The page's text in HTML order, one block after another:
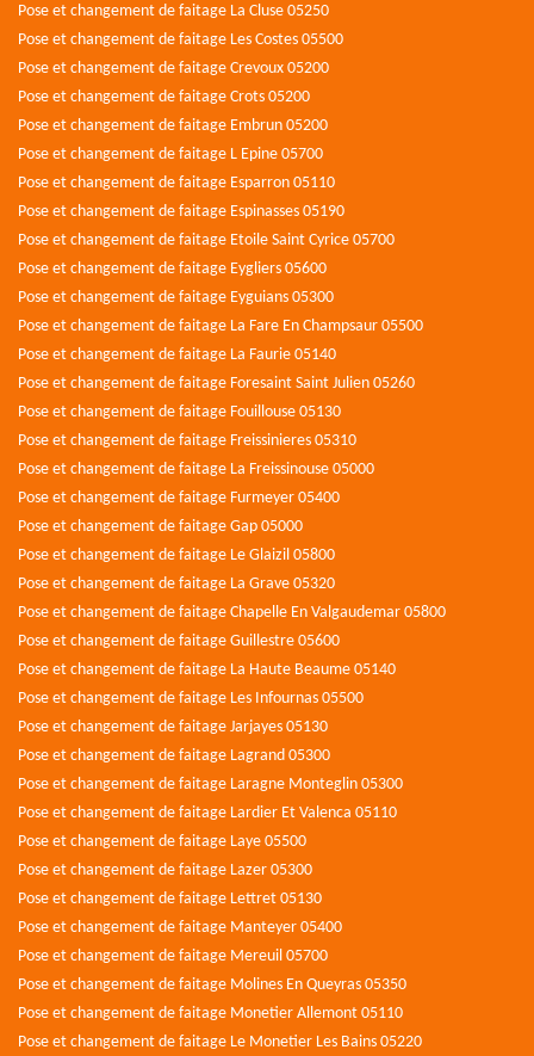
Pose et changement de faitage La Cluse 05250
Pose et changement de faitage Les Costes 05500
Pose et changement de faitage Crevoux 05200
Pose et changement de faitage Crots 05200
Pose et changement de faitage Embrun 05200
Pose et changement de faitage L Epine 05700
Pose et changement de faitage Esparron 05110
Pose et changement de faitage Espinasses 05190
Pose et changement de faitage Etoile Saint Cyrice 05700
Pose et changement de faitage Eygliers 05600
Pose et changement de faitage Eyguians 05300
Pose et changement de faitage La Fare En Champsaur 05500
Pose et changement de faitage La Faurie 05140
Pose et changement de faitage Foresaint Saint Julien 05260
Pose et changement de faitage Fouillouse 05130
Pose et changement de faitage Freissinieres 05310
Pose et changement de faitage La Freissinouse 05000
Pose et changement de faitage Furmeyer 05400
Pose et changement de faitage Gap 05000
Pose et changement de faitage Le Glaizil 05800
Pose et changement de faitage La Grave 05320
Pose et changement de faitage Chapelle En Valgaudemar 05800
Pose et changement de faitage Guillestre 05600
Pose et changement de faitage La Haute Beaume 05140
Pose et changement de faitage Les Infournas 05500
Pose et changement de faitage Jarjayes 05130
Pose et changement de faitage Lagrand 05300
Pose et changement de faitage Laragne Monteglin 05300
Pose et changement de faitage Lardier Et Valenca 05110
Pose et changement de faitage Laye 05500
Pose et changement de faitage Lazer 05300
Pose et changement de faitage Lettret 05130
Pose et changement de faitage Manteyer 05400
Pose et changement de faitage Mereuil 05700
Pose et changement de faitage Molines En Queyras 05350
Pose et changement de faitage Monetier Allemont 05110
Pose et changement de faitage Le Monetier Les Bains 05220